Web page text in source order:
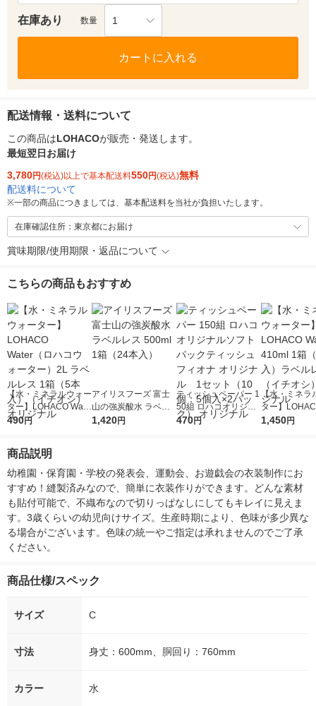
在庫あり 数量 1
カートに入れる
配送情報・送料について
この商品はLOHACOが販売・発送します。
最短翌日お届け
3,780円(税込)以上で基本配送料550円(税込)無料
配送料について
※一部の商品につきましては、基本配送料を当社が負担いたします。
在庫確認住所：東京都にお届け
賞味期限/使用期限・返品について
こちらの商品もおすすめ
【水・ミネラルウォー
ター】LOHACO Wate
r（ロハコウォータ
シ） オリジナル
490円
アイリスフーズ 富士
山の強炭酸水 ラベル
レス 500ml 1箱（24
1,420円
ティッシュペーパー 1
50組 ロハコオリジナ
ルソフトパックティッ
オリジナル
470円
【水・ミネラ
ター】
r 410ml 1箱（
1,450円
商品説明
幼稚園・保育園・学校の発表会、運動会、お遊戯会の衣装制作にお
すすめ！縫製済みなので、簡単に衣装作りができます。どんな素材
も貼付可能で、不織布なので切りっぱなしにしてもキレイに見えま
す。3歳くらいの幼児向けサイズ。生産時期により、色味が多少異な
る場合がございます。色味の統一やご指定は承れませんのでご了承
ください。
商品仕様/スペック
サイズ C
寸法 身丈：600mm、胴回り：760mm
カラー 水